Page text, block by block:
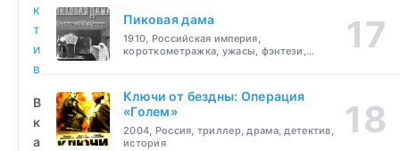
к
т
и
в
В
к
а
Пиковая дама
1910, Российская империя,
короткометражка, ужасы, фэнтези,
Ключи от бездны: Операция
«Голем»
2004, Россия, триллер, драма, детектив,
история